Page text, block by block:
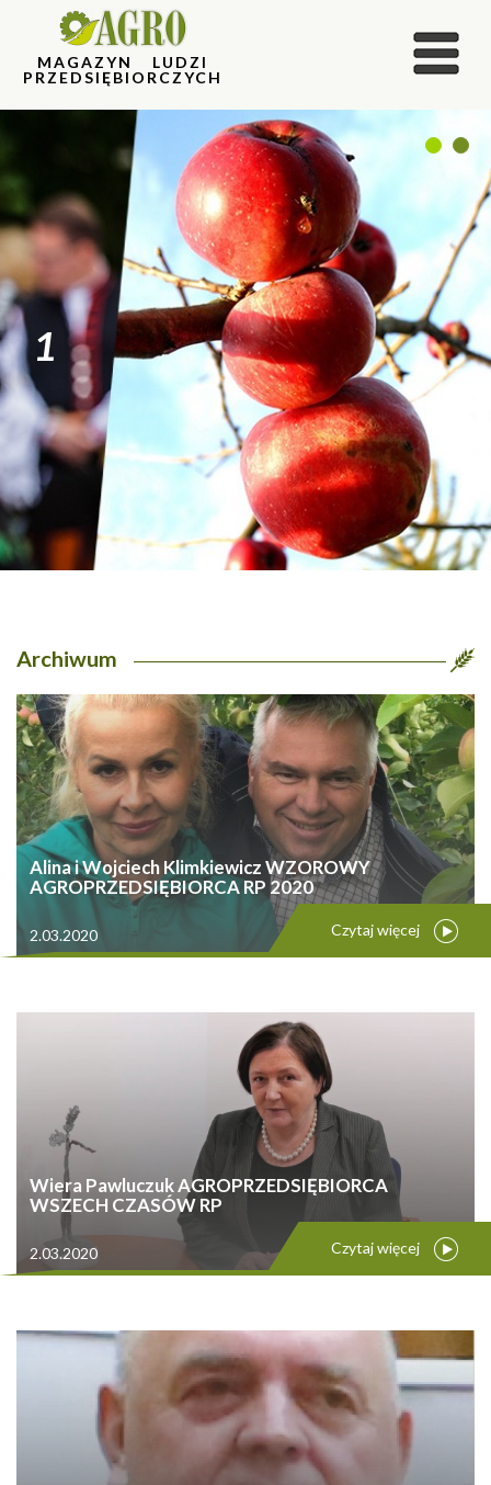
MAGAZYN LUDZI
PRZEDSIĘBIORCZYCH
1
2
1 2
Archiwum
Alina i Wojciech Klimkiewicz WZOROWY
AGROPRZEDSIĘBIORCA RP 2020
2.03.2020 Czytaj więcej
Wiera Pawluczuk AGROPRZEDSIĘBIORCA
WSZECH CZASÓW RP
2.03.2020 Czytaj więcej